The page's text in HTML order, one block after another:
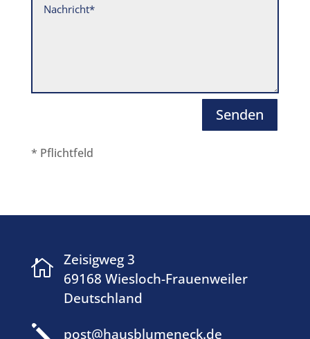
Senden
* Pflichtfeld
 Zeisigweg 3
69168 Wiesloch-Frauenweiler
Deutschland
j post@hausblumeneck.de